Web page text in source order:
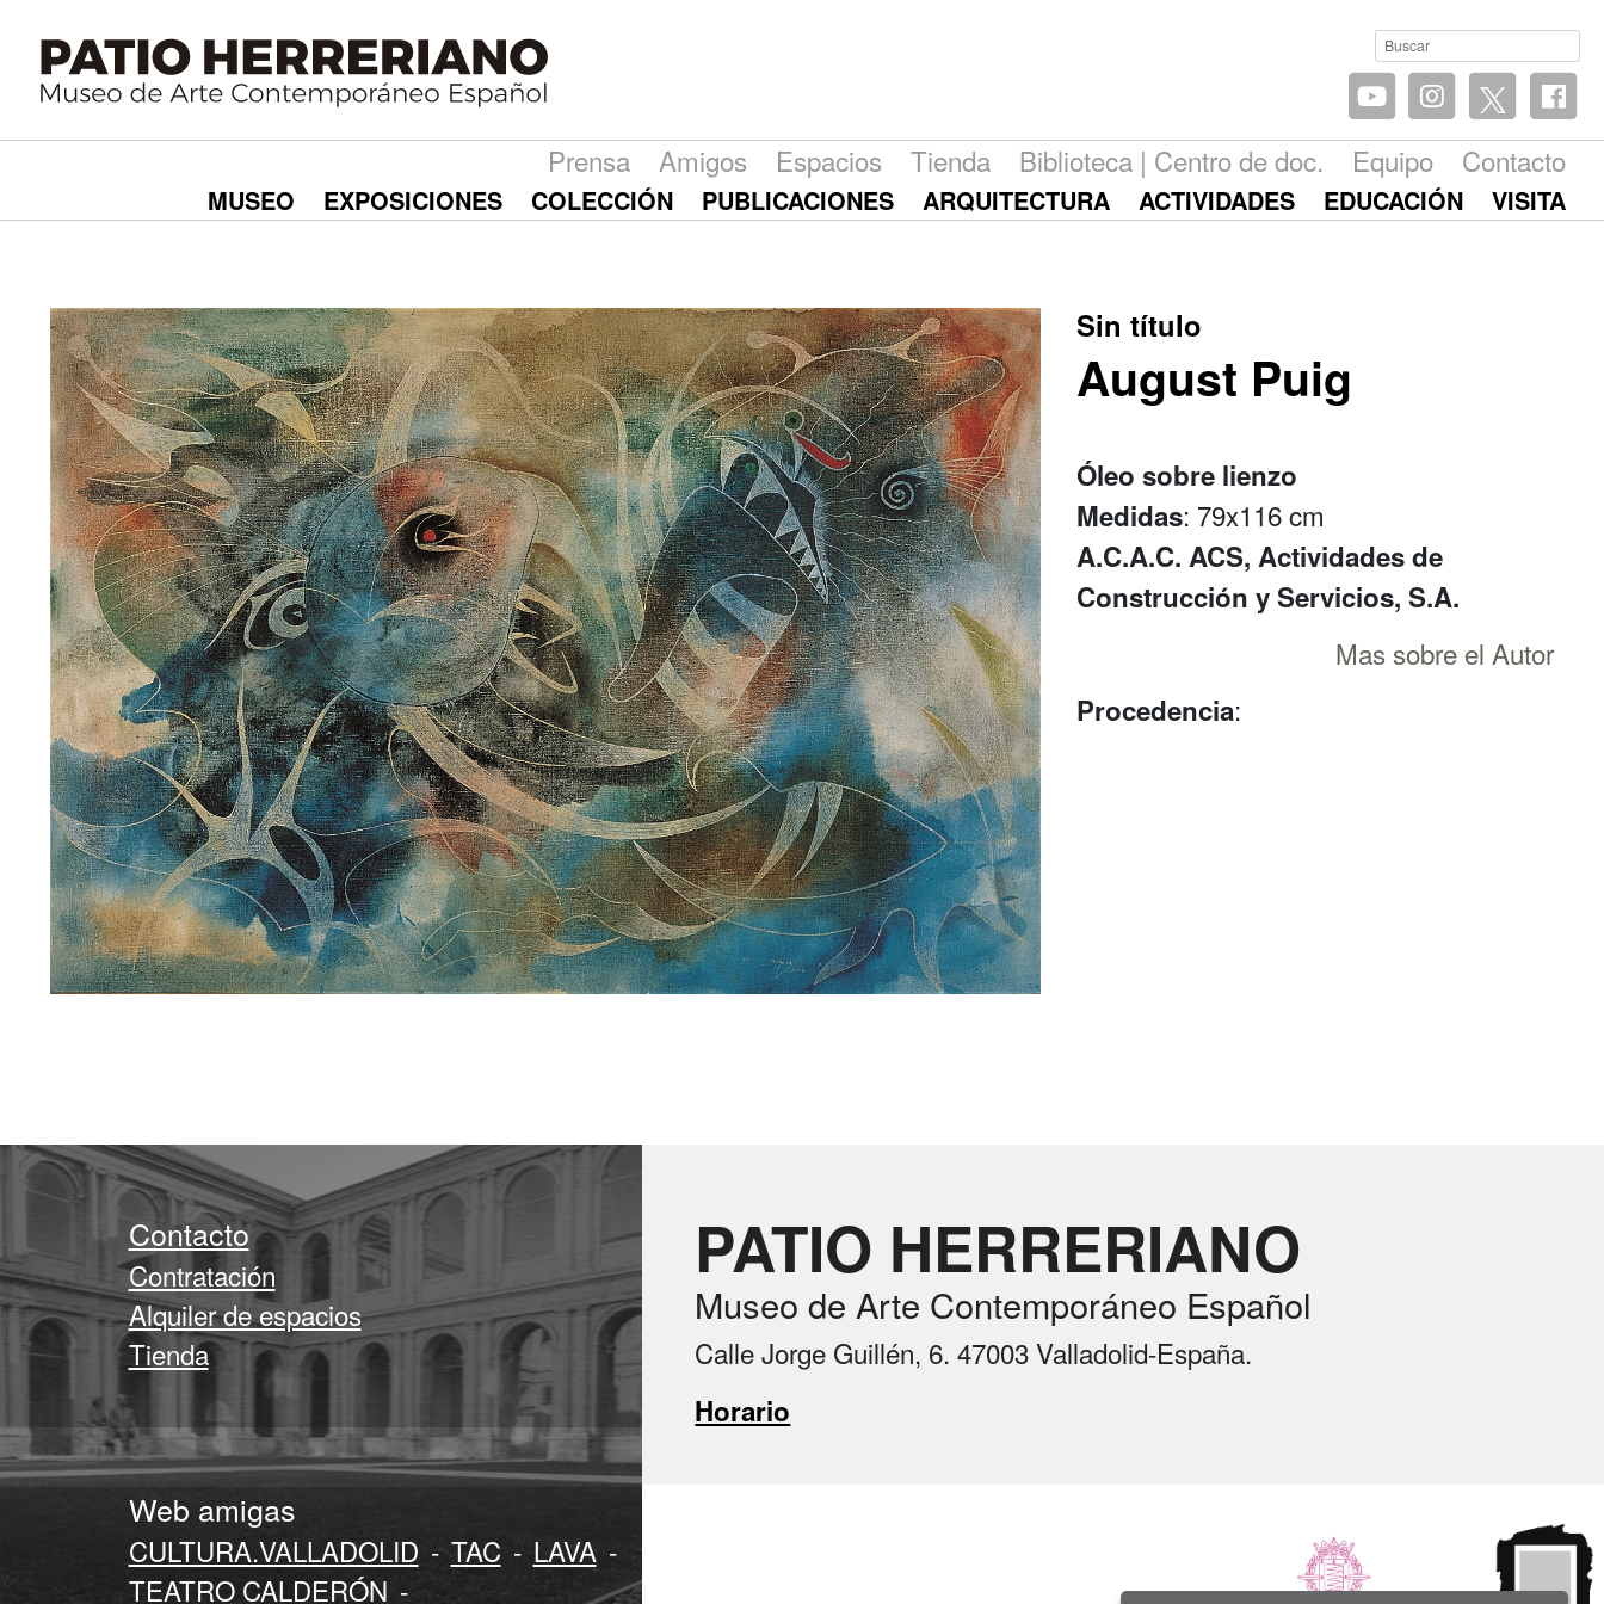
Prensa Amigos Espacios Tienda Biblioteca | Centro de doc. Equipo Contacto
MUSEO EXPOSICIONES COLECCIÓN PUBLICACIONES ARQUITECTURA ACTIVIDADES EDUCACIÓN VISITA
Sin título
August Puig
Óleo sobre lienzo
Medidas: 79x116 cm
A.C.A.C. ACS, Actividades de
Construcción y Servicios, S.A.
Mas sobre el Autor
Procedencia:
Contacto
Contratación
Alquiler de espacios
Tienda
Web amigas
CULTURA.VALLADOLID - TAC - LAVA -
TEATRO CALDERÓN -
PATIO HERRERIANO
Museo de Arte Contemporáneo Español
Calle Jorge Guillén, 6. 47003 Valladolid-España.
Horario